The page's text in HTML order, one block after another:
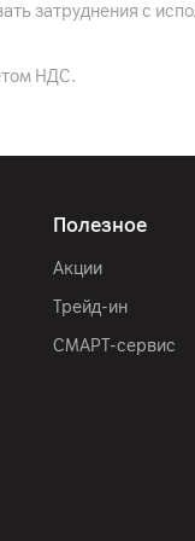
затруднения с
НДС.
Полезное
Акции
Трейд-ин
СМАРТ-сервис